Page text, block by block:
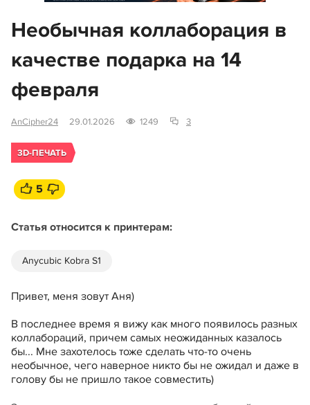
Необычная коллаборация в
качестве подарка на 14
февраля
AnCipher24 29.01.2026 1249 3
3D-ПЕЧАТЬ
5
Статья относится к принтерам:
Anycubic Kobra S1
Привет, меня зовут Аня)
В последнее время я вижу как много появилось разных
коллабораций, причем самых неожиданных казалось
бы... Мне захотелось тоже сделать что-то очень
необычное, чего наверное никто бы не ожидал и даже в
голову бы не пришло такое совместить)